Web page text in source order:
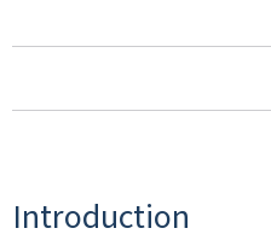
Introduction